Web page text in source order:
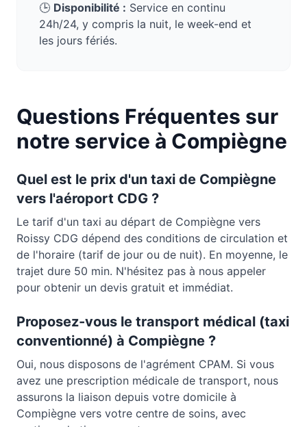
🕒 Disponibilité : Service en continu
24h/24, y compris la nuit, le week-end et
les jours fériés.
Questions Fréquentes sur
notre service à Compiègne
Quel est le prix d'un taxi de Compiègne
vers l'aéroport CDG ?
Le tarif d'un taxi au départ de Compiègne vers
Roissy CDG dépend des conditions de circulation et
de l'horaire (tarif de jour ou de nuit). En moyenne, le
trajet dure 50 min. N'hésitez pas à nous appeler
pour obtenir un devis gratuit et immédiat.
Proposez-vous le transport médical (taxi
conventionné) à Compiègne ?
Oui, nous disposons de l'agrément CPAM. Si vous
avez une prescription médicale de transport, nous
assurons la liaison depuis votre domicile à
Compiègne vers votre centre de soins, avec